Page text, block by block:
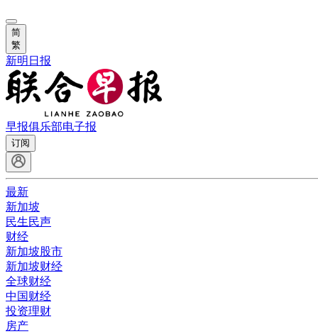
简
繁
新明日报
早报俱乐部电子报
订阅
最新
新加坡
民生民声
财经
新加坡股市
新加坡财经
全球财经
中国财经
投资理财
房产